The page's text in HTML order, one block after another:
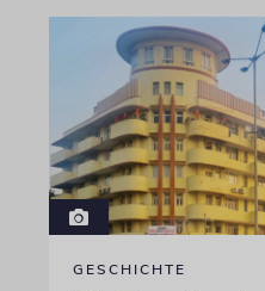
GESCHICHTE